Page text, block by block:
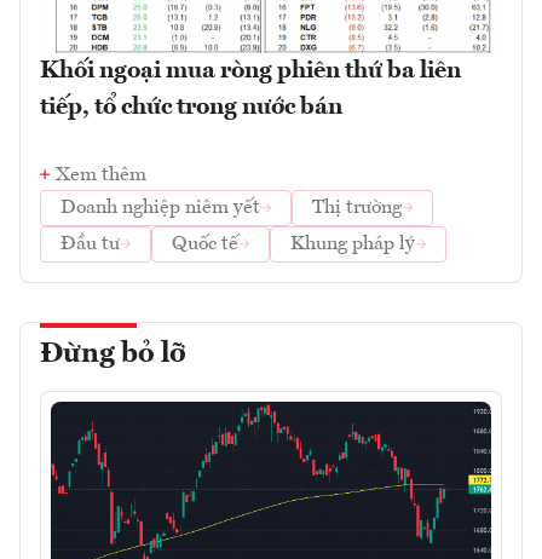
Khối ngoại mua ròng phiên thứ ba liên
tiếp, tổ chức trong nước bán
Xem thêm
Doanh nghiệp niêm yết
Thị trường
Đầu tư
Quốc tế Khung pháp lý
Đừng bỏ lỡ